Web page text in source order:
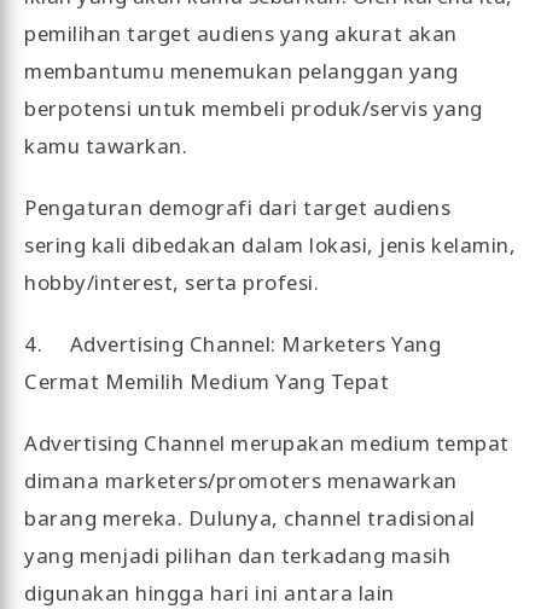
pemilihan target audiens yang akurat akan
membantumu menemukan pelanggan yang
berpotensi untuk membeli produk/servis yang
kamu tawarkan.
Pengaturan demografi dari target audiens
sering kali dibedakan dalam lokasi, jenis kelamin,
hobby/interest, serta profesi.
4. Advertising Channel: Marketers Yang
Cermat Memilih Medium Yang Tepat
Advertising Channel merupakan medium tempat
dimana marketers/promoters menawarkan
barang mereka. Dulunya, channel tradisional
yang menjadi pilihan dan terkadang masih
digunakan hingga hari ini antara lain